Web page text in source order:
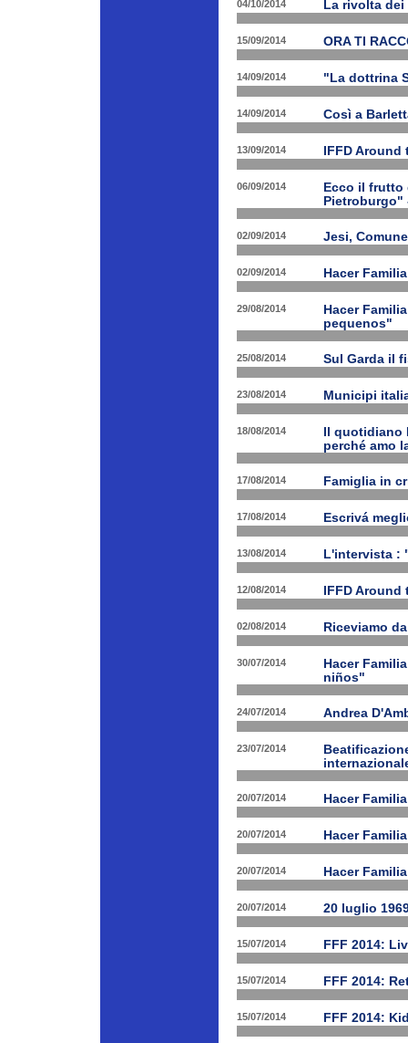
04/10/2014 La rivolta
15/09/2014 ORA TI
14/09/2014 "La dottrina
14/09/2014 Così a
13/09/2014 IFFD
06/09/2014
Ecco il frutto
Pietroburgo"
02/09/2014 Jesi,
02/09/2014 Hacer
29/08/2014
Hacer
pequenos"
25/08/2014 Sul Garda il
23/08/2014 Municipi
18/08/2014
Il
perché amo
17/08/2014 Famiglia in
17/08/2014 Escrivá
13/08/2014 L'intervista :
12/08/2014 IFFD
02/08/2014 Riceviamo
30/07/2014
Hacer
niños"
24/07/2014 Andrea
23/07/2014
20/07/2014 Hacer
20/07/2014 Hacer
20/07/2014 Hacer
20/07/2014 20 luglio
15/07/2014 FFF 2014:
15/07/2014 FFF 2014:
15/07/2014 FFF 2014: